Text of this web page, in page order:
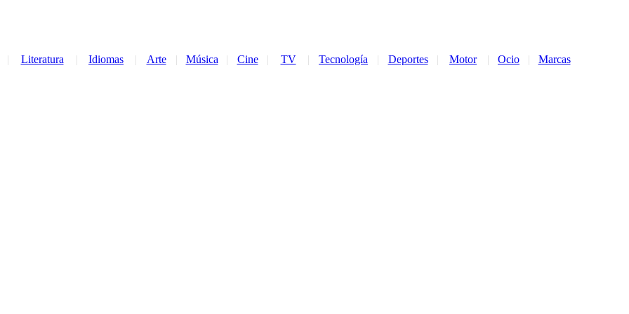
| Literatura | Idiomas | Arte | Música | Cine | TV | Tecnología | Deportes | Motor | Ocio |
Marcas